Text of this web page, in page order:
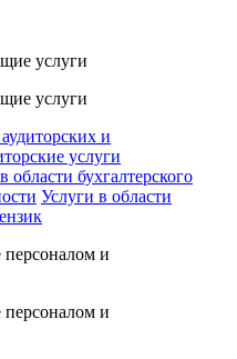
услуги
услуги
и
услуги
бухгалтерского
Услуги в области
и
и